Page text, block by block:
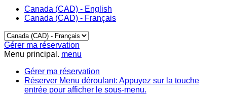
Canada (CAD) - English
Canada (CAD) - Français
Gérer ma réservation
Menu principal. menu
Gérer ma réservation
Réserver Menu déroulant: Appuyez sur la touche
entrée pour afficher le sous-menu.